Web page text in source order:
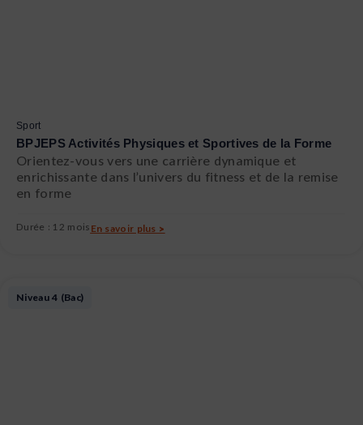
Sport
BPJEPS Activités Physiques et Sportives de la Forme
Orientez-vous vers une carrière dynamique et
enrichissante dans l’univers du fitness et de la remise
en forme
Durée : 12 mois En savoir plus >
Niveau 4 (Bac)